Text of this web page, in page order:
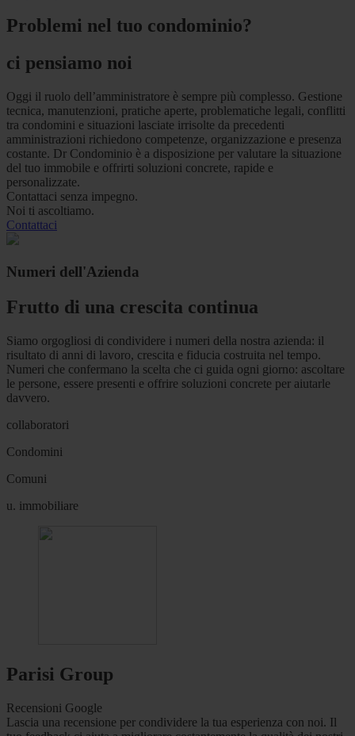
Problemi nel tuo condominio?
ci pensiamo noi
Oggi il ruolo dell’amministratore è sempre più complesso. Gestione
tecnica, manutenzioni, pratiche aperte, problematiche legali, conflitti
tra condomini e situazioni lasciate irrisolte da precedenti
amministrazioni richiedono competenze, organizzazione e presenza
costante. Dr Condominio è a disposizione per valutare la situazione
del tuo immobile e offrirti soluzioni concrete, rapide e
personalizzate.
Contattaci senza impegno.
Noi ti ascoltiamo.
Contattaci
Numeri dell'Azienda
Frutto di una crescita continua
Siamo orgogliosi di condividere i numeri della nostra azienda: il
risultato di anni di lavoro, crescita e fiducia costruita nel tempo.
Numeri che confermano la scelta che ci guida ogni giorno: ascoltare
le persone, essere presenti e offrire soluzioni concrete per aiutarle
davvero.
collaboratori
Condomini
Comuni
u. immobiliare
Parisi Group
Recensioni Google
Lascia una recensione per condividere la tua esperienza con noi. Il